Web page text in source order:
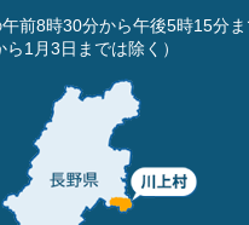
前8時30分から午後5時15分
ら1月3日までは除く）